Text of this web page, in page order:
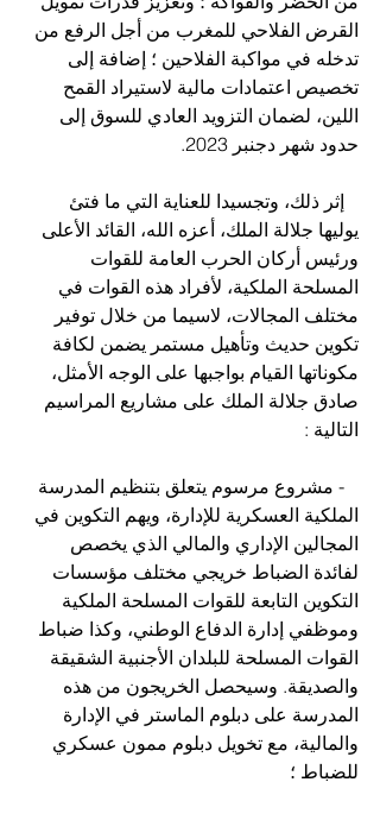
القرض الفلاحي للمغرب من أجل الرفع من
تدخله في مواكبة الفلاحين ؛ إضافة إلى
تخصيص اعتمادات مالية لاستيراد القمح
اللين، لضمان التزويد العادي للسوق إلى
حدود شهر دجنبر 2023.
   إثر ذلك، وتجسيدا للعناية التي ما فتئ
يوليها جلالة الملك، أعزه الله، القائد الأعلى
ورئيس أركان الحرب العامة للقوات
المسلحة الملكية، لأفراد هذه القوات في
مختلف المجالات، لاسيما من خلال توفير
تكوين حديث وتأهيل مستمر يضمن لكافة
مكوناتها القيام بواجبها على الوجه الأمثل،
صادق جلالة الملك على مشاريع المراسيم
التالية :
   - مشروع مرسوم يتعلق بتنظيم المدرسة
الملكية العسكرية للإدارة، ويهم التكوين في
المجالين الإداري والمالي الذي يخصص
لفائدة الضباط خريجي مختلف مؤسسات
التكوين التابعة للقوات المسلحة الملكية
وموظفي إدارة الدفاع الوطني، وكذا ضباط
القوات المسلحة للبلدان الأجنبية الشقيقة
والصديقة. وسيحصل الخريجون من هذه
المدرسة على دبلوم الماستر في الإدارة
والمالية، مع تخويل دبلوم ممون عسكري
للضباط ؛